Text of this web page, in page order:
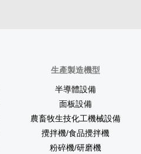
生產製造機型
半導體設備
面板設備
農畜牧生技化工機械設備
攪拌機/食品攪拌機
粉碎機/研磨機